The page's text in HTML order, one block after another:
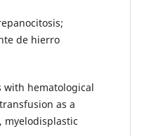
de hierro
hematological
as a
myelodisplastic